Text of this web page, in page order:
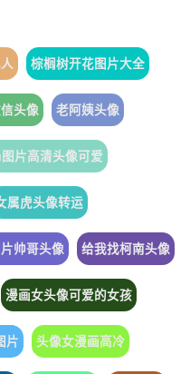
棕榈树开花图片大全
头像 老阿姨头像
片高清头像可爱
属虎头像转运
帅哥头像 给我找柯南头像
漫画女头像可爱的女孩
片 头像女漫画高冷